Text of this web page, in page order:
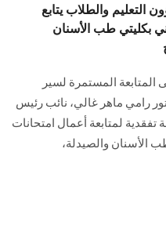
والطلاب يتابع
بكليتي طب الأسنان
المستمرة لسير
رامي ماهر غالي، نائب رئيس
تفقدية لمتابعة أعمال امتحانات
الأسنان والصيدلة،